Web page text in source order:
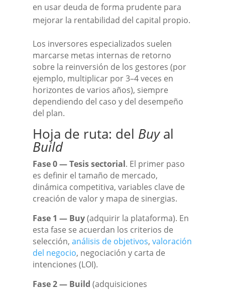
en usar deuda de forma prudente para
mejorar la rentabilidad del capital propio.
Los inversores especializados suelen
marcarse metas internas de retorno
sobre la reinversión de los gestores (por
ejemplo, multiplicar por 3–4 veces en
horizontes de varios años), siempre
dependiendo del caso y del desempeño
del plan.
Hoja de ruta: del Buyal
Build
Fase 0 — Tesis sectorial. El primer paso
es definir el tamaño de mercado,
dinámica competitiva, variables clave de
creación de valor y mapa de sinergias.
Fase 1 — Buy(adquirir la plataforma). En
esta fase se acuerdan los criterios de
selección, análisis de objetivos, valoración
del negocio, negociación y carta de
intenciones (LOI).
Fase 2 — Build (adquisiciones